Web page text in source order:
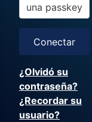
una passkey
Conectar
¿Olvidó su
contraseña?
¿Recordar su
usuario?